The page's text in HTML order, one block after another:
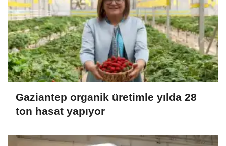
Gaziantep organik üretimle yılda 28
ton hasat yapıyor